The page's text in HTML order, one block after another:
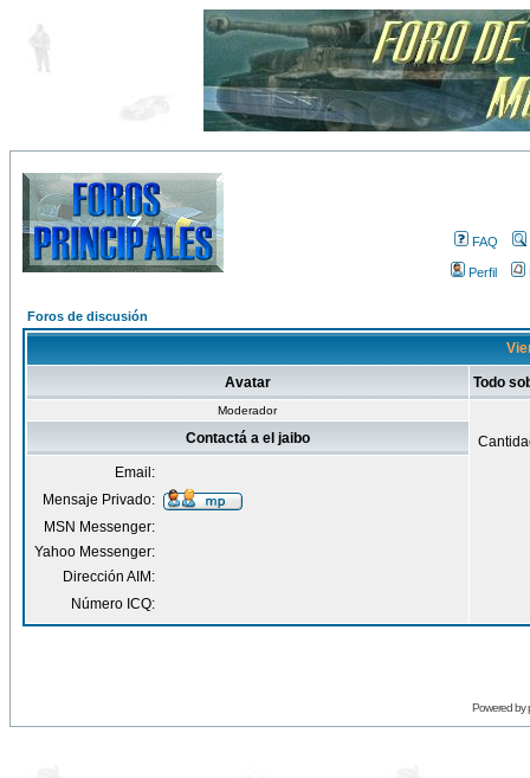
FAQ
Perfil
Foros de discusión
Avatar Todo
Moderador
Contactá a el jaibo
Email:
Mensaje Privado:
MSN Messenger:
Yahoo Messenger:
Dirección AIM:
Número ICQ:
Powered by